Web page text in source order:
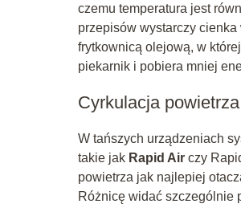
czemu temperatura jest
przepisów wystarczy
frytkownicą olejową, w
piekarnik i pobiera mniej
Cyrkulacja
W tańszych urządzeniach
takie jak Rapid Air czy
powietrza jak najlepiej
Różnicę widać szczególnie